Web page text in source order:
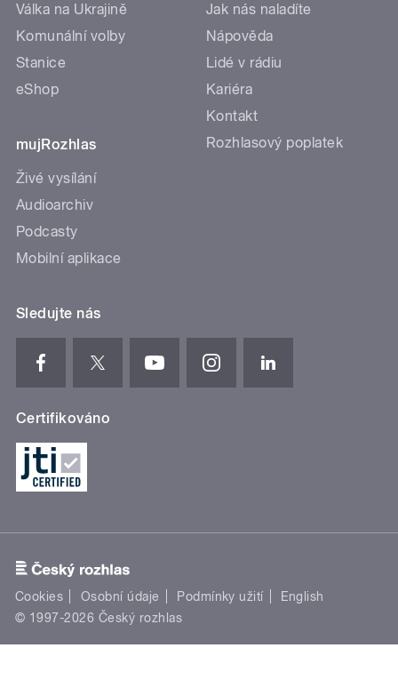
Válka na Ukrajině
Komunální volby
Stanice
eShop
mujRozhlas
Živé vysílání
Audioarchiv
Podcasty
Mobilní aplikace
Jak nás naladíte
Nápověda
Lidé v rádiu
Kariéra
Kontakt
Rozhlasový poplatek
Sledujte nás
Certifikováno
Cookies Osobní údaje Podmínky užití
English
© 1997-2026 Český rozhlas